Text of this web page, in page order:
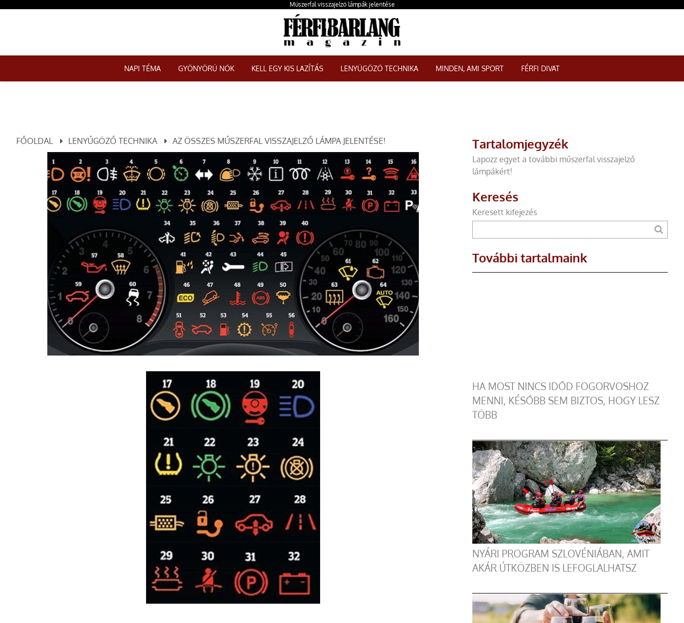
Műszerfal visszajelző lámpák jelentése
NAPI TÉMA GYÖNYÖRŰ NŐK KELL EGY KIS LAZÍTÁS LENYŰGÖZŐ TECHNIKA MINDEN, AMI SPORT FÉRFI DIVAT
FŐOLDAL LENYŰGÖZŐ TECHNIKA AZ ÖSSZES MŰSZERFAL VISSZAJELZŐ LÁMPA JELENTÉSE! Tartalomjegyzék
Lapozz egyet a további műszerfal visszajelző
lámpákért!
Keresés
Keresett kifejezés
További tartalmaink
HA MOST NINCS IDŐD FOGORVOSHOZ
MENNI, KÉSŐBB SEM BIZTOS, HOGY LESZ
TÖBB
NYÁRI PROGRAM SZLOVÉNIÁBAN, AMIT
AKÁR ÚTKÖZBEN IS LEFOGLALHATSZ